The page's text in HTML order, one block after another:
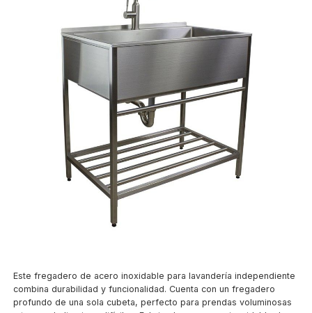
Este fregadero de acero inoxidable para lavandería independiente
combina durabilidad y funcionalidad. Cuenta con un fregadero
profundo de una sola cubeta, perfecto para prendas voluminosas